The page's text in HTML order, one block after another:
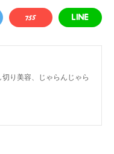
り美容、じゃらんじゃら